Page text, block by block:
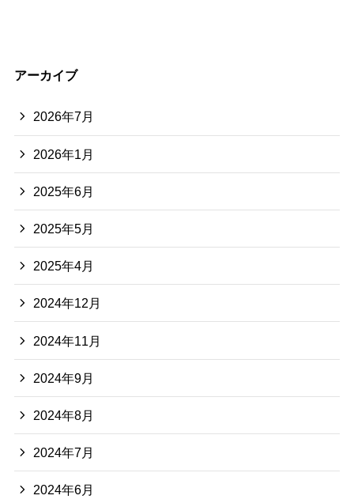
アーカイブ
2026年7月
2026年1月
2025年6月
2025年5月
2025年4月
2024年12月
2024年11月
2024年9月
2024年8月
2024年7月
2024年6月